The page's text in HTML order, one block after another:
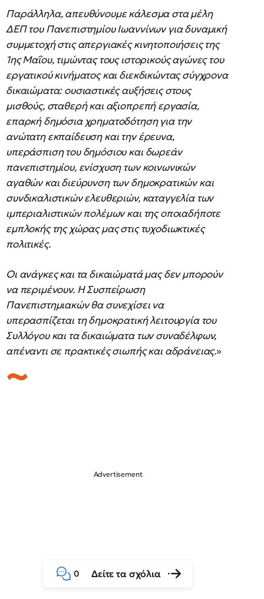
Παράλληλα, απευθύνουμε κάλεσμα στα μέλη
ΔΕΠ του Πανεπιστημίου Ιωαννίνων για δυναμική
συμμετοχή στις απεργιακές κινητοποιήσεις της
1ης Μαΐου, τιμώντας τους ιστορικούς αγώνες του
εργατικού κινήματος και διεκδικώντας σύγχρονα
δικαιώματα: ουσιαστικές αυξήσεις στους
μισθούς, σταθερή και αξιοπρεπή εργασία,
επαρκή δημόσια χρηματοδότηση για την
ανώτατη εκπαίδευση και την έρευνα,
υπεράσπιση του δημόσιου και δωρεάν
πανεπιστημίου, ενίσχυση των κοινωνικών
αγαθών και διεύρυνση των δημοκρατικών και
συνδικαλιστικών ελευθεριών, καταγγελία των
ιμπεριαλιστικών πολέμων και της οποιαδήποτε
εμπλοκής της χώρας μας στις τυχοδιωκτικές
πολιτικές.
Οι ανάγκες και τα δικαιώματά μας δεν μπορούν
να περιμένουν. Η Συσπείρωση
Πανεπιστημιακών θα συνεχίσει να
υπερασπίζεται τη δημοκρατική λειτουργία του
Συλλόγου και τα δικαιώματα των συναδέλφων,
απέναντι σε πρακτικές σιωπής και αδράνειας.»
0 Δείτε τα σχόλια